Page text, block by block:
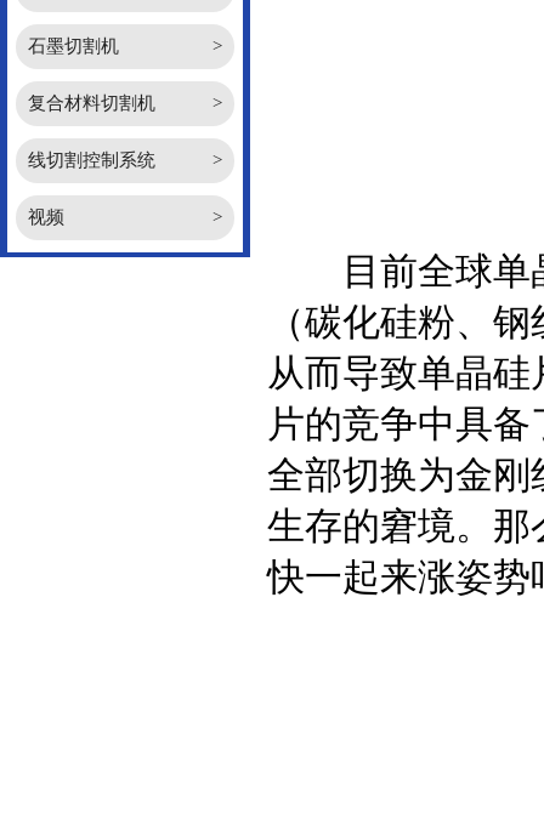
石墨切割机 >
复合材料切割机 >
线切割控制系统 >
视频 >
目前全球单晶
（碳化硅粉、
从而导致单晶
片的竞争中具
全部切换为金
生存的窘境。
快一起来涨姿势